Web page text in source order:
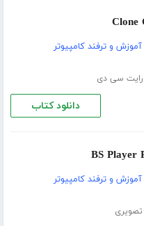
و ترفند کامپیوتر
سی دی
دانلود کتاب
و ترفند کامپیوتر